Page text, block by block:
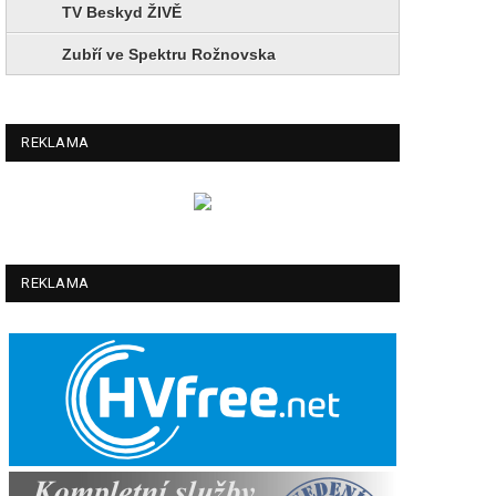
TV Beskyd ŽIVĚ
Zubří ve Spektru Rožnovska
REKLAMA
REKLAMA